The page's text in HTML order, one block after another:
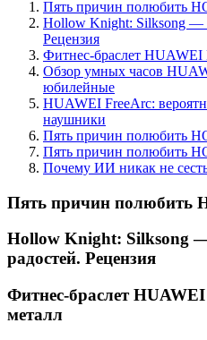
Пять причин полюбить
Hollow Knight: Silksong —
Рецензия
Фитнес-браслет HUAWEI
Обзор умных часов
юбилейные
HUAWEI FreeArc:
наушники
Пять причин полюбить
Пять причин полюбить
Почему ИИ никак не
Пять причин полюбить
Hollow Knight: Silksong
радостей. Рецензия
Фитнес-браслет
металл